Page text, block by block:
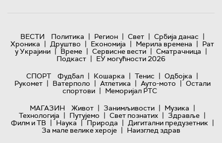
ВЕСТИ Политика | Регион | Свет | Србија данас |
Хроника | Друштво | Економија | Мерила времена | Рат
у Украјини | Време | Сервисне вести | Сматрачница |
Подкаст | ЕУ могућности 2026
СПОРТ
Фудбал | Кошарка | Тенис | Одбојка |
Рукомет | Ватерполо | Атлетика | Ауто-мото | Остали
спортови | Меморијал РТС
МАГАЗИН
Живот | Занимљивости | Музика |
Технологијa | Путујемо | Свет познатих | Здравље |
Филм и ТВ | Наука | Природа | Дигитални предузетник |
За мале велике хероје | Наизглед здрав